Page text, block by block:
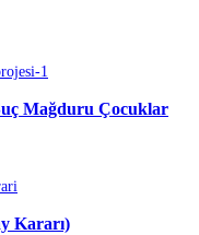
Mağduru Çocuklar
Kararı)